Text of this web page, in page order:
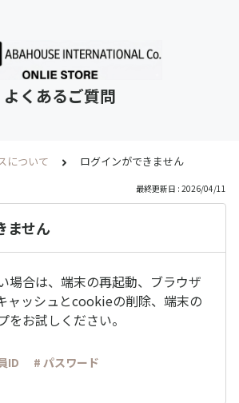
よくあるご質問
について ログインができません
最終更新日 : 2026/04/11
ません
場合は、端末の再起動、ブラウザ
ャッシュとcookieの削除、端末の
をお試しください。
ID # パスワード